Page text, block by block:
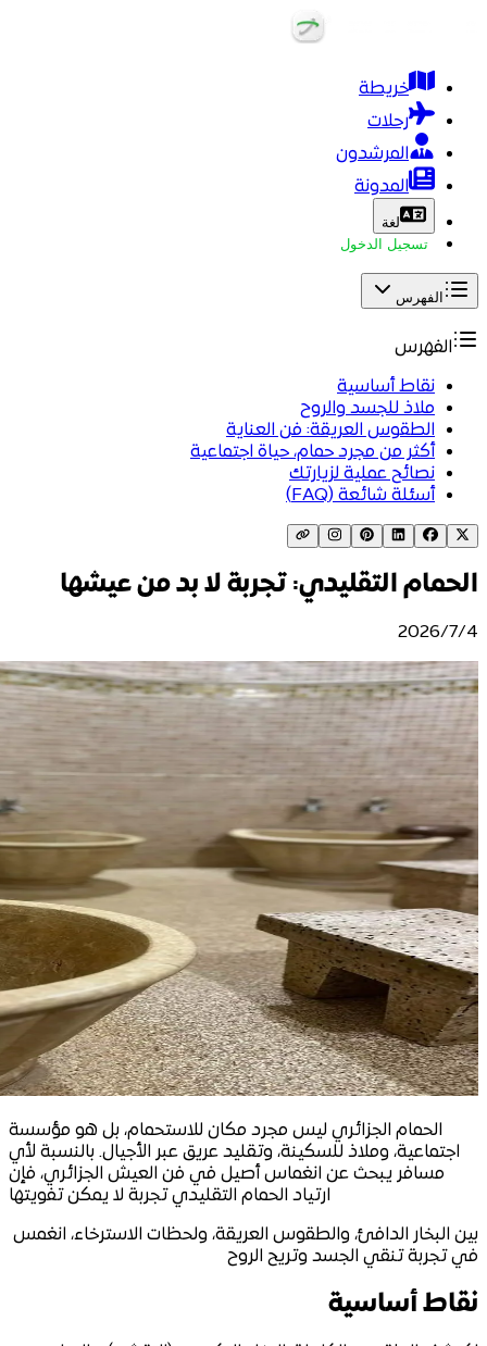
خريطة
رحلات
المرشدون
المدونة
لغة
تسجيل الدخول
الفهرس
الفهرس
نقاط أساسية
ملاذ للجسد والروح
الطقوس العريقة: فن العناية
أكثر من مجرد حمام، حياة اجتماعية
نصائح عملية لزيارتك
أسئلة شائعة (FAQ)
الحمام التقليدي: تجربة لا بد من عيشها
4‏/7‏/2026
الحمام الجزائري ليس مجرد مكان للاستحمام، بل هو مؤسسة
اجتماعية، وملاذ للسكينة، وتقليد عريق عبر الأجيال. بالنسبة لأي
مسافر يبحث عن انغماس أصيل في فن العيش الجزائري، فإن
ارتياد الحمام التقليدي تجربة لا يمكن تفويتها
بين البخار الدافئ، والطقوس العريقة، ولحظات الاسترخاء، انغمس
في تجربة تنقي الجسد وتريح الروح
نقاط أساسية